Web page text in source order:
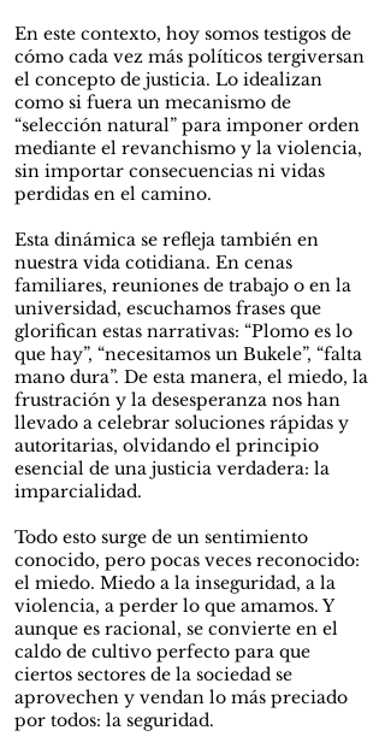
En este contexto, hoy somos testigos de
cómo cada vez más políticos tergiversan
el concepto de justicia. Lo idealizan
como si fuera un mecanismo de
“selección natural” para imponer orden
mediante el revanchismo y la violencia,
sin importar consecuencias ni vidas
perdidas en el camino.
Esta dinámica se refleja también en
nuestra vida cotidiana. En cenas
familiares, reuniones de trabajo o en la
universidad, escuchamos frases que
glorifican estas narrativas: “Plomo es lo
que hay”, “necesitamos un Bukele”, “falta
mano dura”. De esta manera, el miedo, la
frustración y la desesperanza nos han
llevado a celebrar soluciones rápidas y
autoritarias, olvidando el principio
esencial de una justicia verdadera: la
imparcialidad.
Todo esto surge de un sentimiento
conocido, pero pocas veces reconocido:
el miedo. Miedo a la inseguridad, a la
violencia, a perder lo que amamos. Y
aunque es racional, se convierte en el
caldo de cultivo perfecto para que
ciertos sectores de la sociedad se
aprovechen y vendan lo más preciado
por todos: la seguridad.